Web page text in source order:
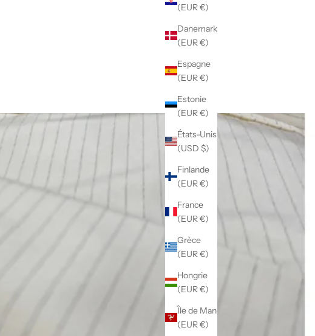
(EUR €)
Danemark
(EUR €)
Espagne
(EUR €)
Estonie
(EUR €)
États-Unis
(USD $)
Finlande
(EUR €)
France
(EUR €)
Grèce
(EUR €)
Hongrie
(EUR €)
Île de Man
(EUR €)